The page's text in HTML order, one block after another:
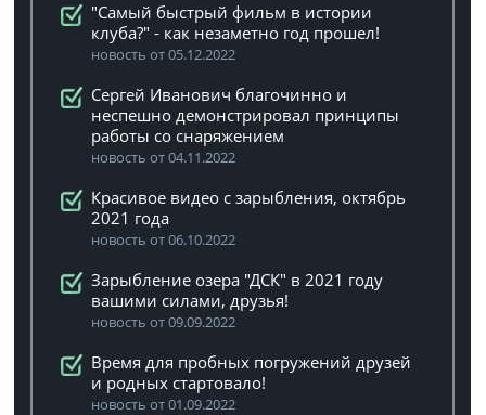
"Самый быстрый фильм в истории
клуба?" - как незаметно год прошел!
новость от 05.12.2022
Сергей Иванович благочинно и
неспешно демонстрировал принципы
работы со снаряжением
новость от 04.11.2022
Красивое видео с зарыбления, октябрь
2021 года
новость от 06.10.2022
Зарыбление озера "ДСК" в 2021 году
вашими силами, друзья!
новость от 09.09.2022
Время для пробных погружений друзей
и родных стартовало!
новость от 01.09.2022